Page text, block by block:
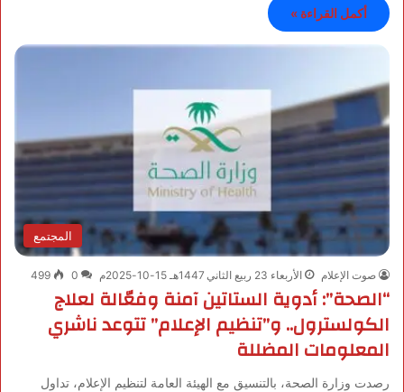
أكمل القراءة »
المجتمع
صوت الإعلام الأربعاء 23 ربيع الثاني 1447هـ 15-10-2025م 0
499
“الصحة”: أدوية الستاتين آمنة وفعّالة لعلاج
الكولسترول.. و”تنظيم الإعلام” تتوعد ناشري
المعلومات المضللة
رصدت وزارة الصحة، بالتنسيق مع الهيئة العامة لتنظيم الإعلام، تداول